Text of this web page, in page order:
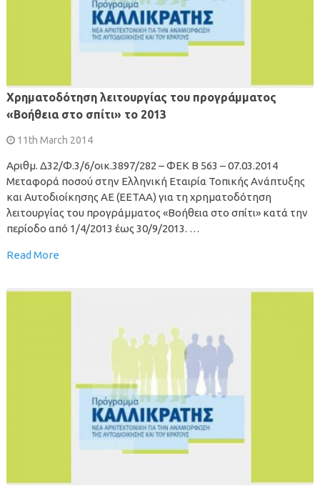
Χρηματοδότηση λειτουργίας του προγράμματος
«Βοήθεια στο σπίτι» το 2013
11th March 2014
Αριθμ. Δ32/Φ.3/6/οικ.3897/282 – ΦΕΚ Β 563 – 07.03.2014
Μεταφορά ποσού στην Ελληνική Εταιρία Τοπικής Ανάπτυξης
και Αυτοδιοίκησης ΑΕ (ΕΕΤΑΑ) για τη χρηματοδότηση
λειτουργίας του προγράμματος «Βοήθεια στο σπίτι» κατά την
περίοδο από 1/4/2013 έως 30/9/2013. …
Read More